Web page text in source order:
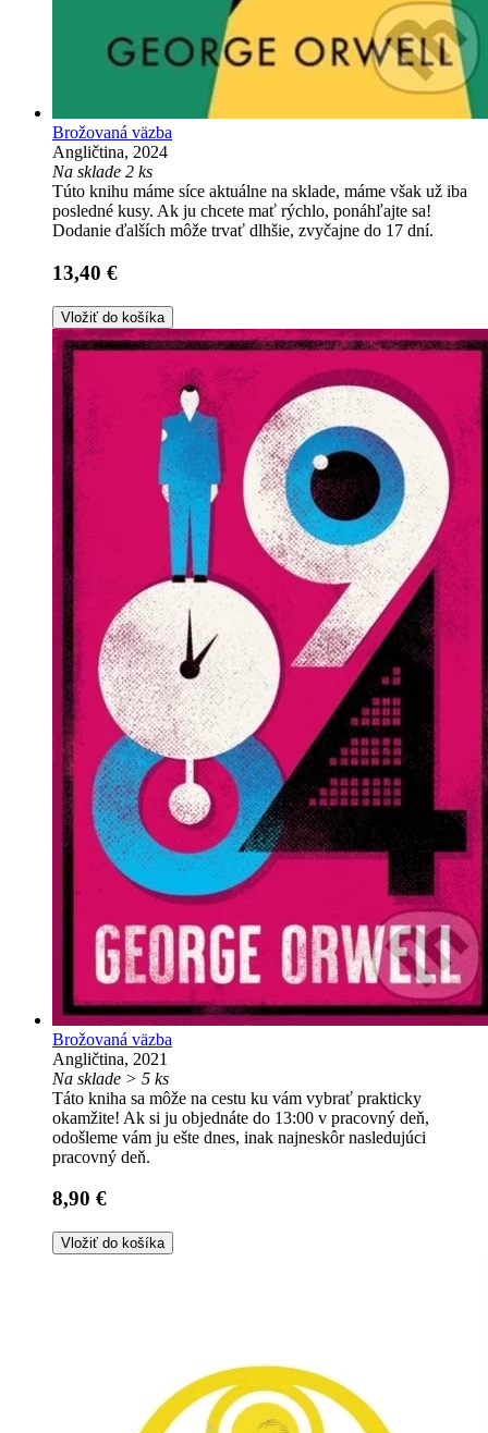
Brožovaná väzba
Angličtina, 2024
Na sklade 2 ks
Túto knihu máme síce aktuálne na sklade, máme však už iba
posledné kusy. Ak ju chcete mať rýchlo, ponáhľajte sa!
Dodanie ďalších môže trvať dlhšie, zvyčajne do 17 dní.
13,40 €
Vložiť do košíka
Brožovaná väzba
Angličtina, 2021
Na sklade > 5 ks
Táto kniha sa môže na cestu ku vám vybrať prakticky
okamžite! Ak si ju objednáte do 13:00 v pracovný deň,
odošleme vám ju ešte dnes, inak najneskôr nasledujúci
pracovný deň.
8,90 €
Vložiť do košíka